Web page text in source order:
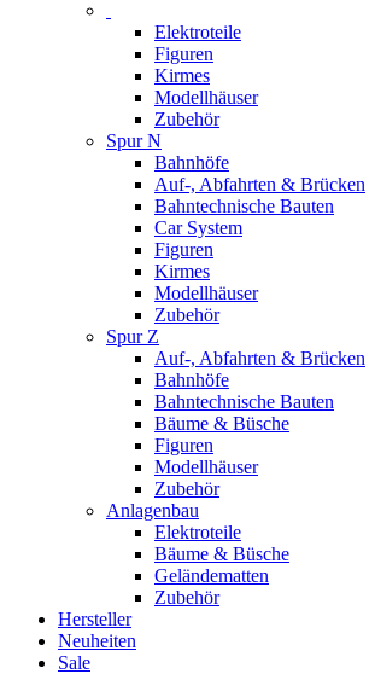
Elektroteile
Figuren
Kirmes
Modellhäuser
Zubehör
Spur N
Bahnhöfe
Auf-, Abfahrten & Brücken
Bahntechnische Bauten
Car System
Figuren
Kirmes
Modellhäuser
Zubehör
Spur Z
Auf-, Abfahrten & Brücken
Bahnhöfe
Bahntechnische Bauten
Bäume & Büsche
Figuren
Modellhäuser
Zubehör
Anlagenbau
Elektroteile
Bäume & Büsche
Geländematten
Zubehör
Hersteller
Neuheiten
Sale